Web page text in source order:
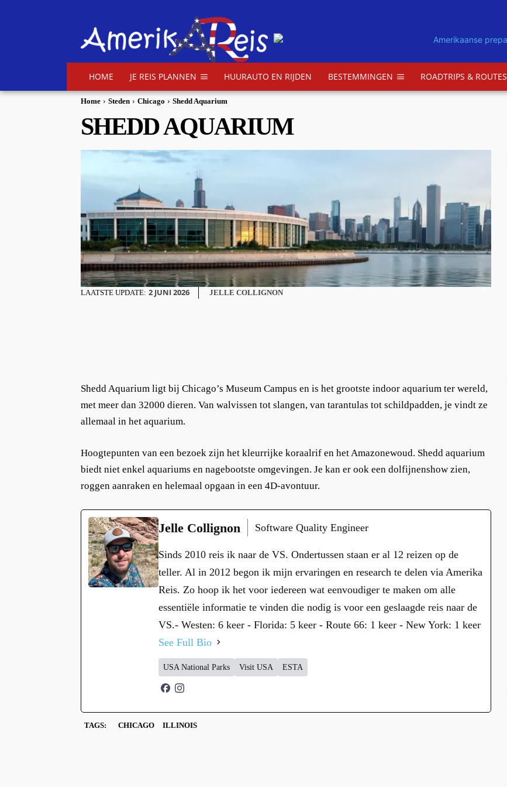
HOME JE REIS PLANNEN HUURAUTO EN RIJDEN BESTEMMINGEN ROADTRIPS & ROUTES
Home Steden Chicago Shedd Aquarium
SHEDD AQUARIUM
LAATSTE UPDATE: 2 JUNI 2026 JELLE COLLIGNON
Shedd Aquarium ligt bij Chicago’s Museum Campus en is het grootste indoor aquarium ter wereld,
met meer dan 32000 dieren. Van walvissen tot slangen, van tarantulas tot schildpadden, je vindt ze
allemaal in het aquarium.
Hoogtepunten van een bezoek zijn het kleurrijke koraalrif en het Amazonewoud. Shedd aquarium
biedt niet enkel aquariums en nagebootste omgevingen. Je kan er ook een dolfijnenshow zien,
roggen aanraken en helemaal opgaan in een 4D-avontuur.
Jelle Collignon Software Quality Engineer
Sinds 2010 reis ik naar de VS. Ondertussen staan er al 12 reizen op de
teller. Al in 2012 begon ik mijn ervaringen en research te delen via Amerika
Reis. Zo hoop ik het voor iedereen wat eenvoudiger te maken om alle
essentiële informatie te vinden die nodig is voor een geslaagde reis naar de
VS.- Westen: 6 keer - Florida: 5 keer - Route 66: 1 keer - New York: 1 keer
See Full Bio
USA National Parks Visit USA ESTA
TAGS: CHICAGO ILLINOIS